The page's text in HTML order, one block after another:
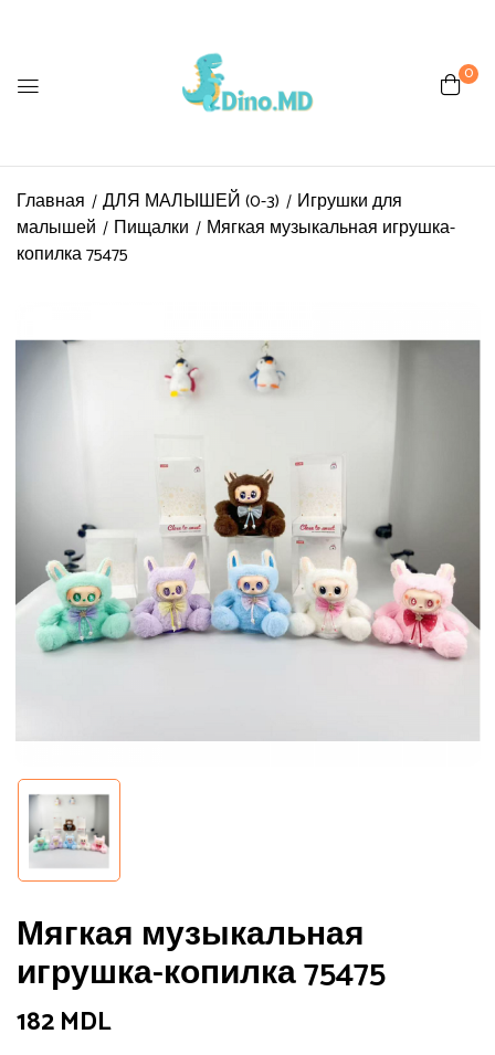
0
Главная ДЛЯ МАЛЫШЕЙ (0-3)
Игрушки для
малышей
Пищалки
Мягкая музыкальная игрушка-
копилка 75475
Мягкая музыкальная
игрушка-копилка 75475
182MDL